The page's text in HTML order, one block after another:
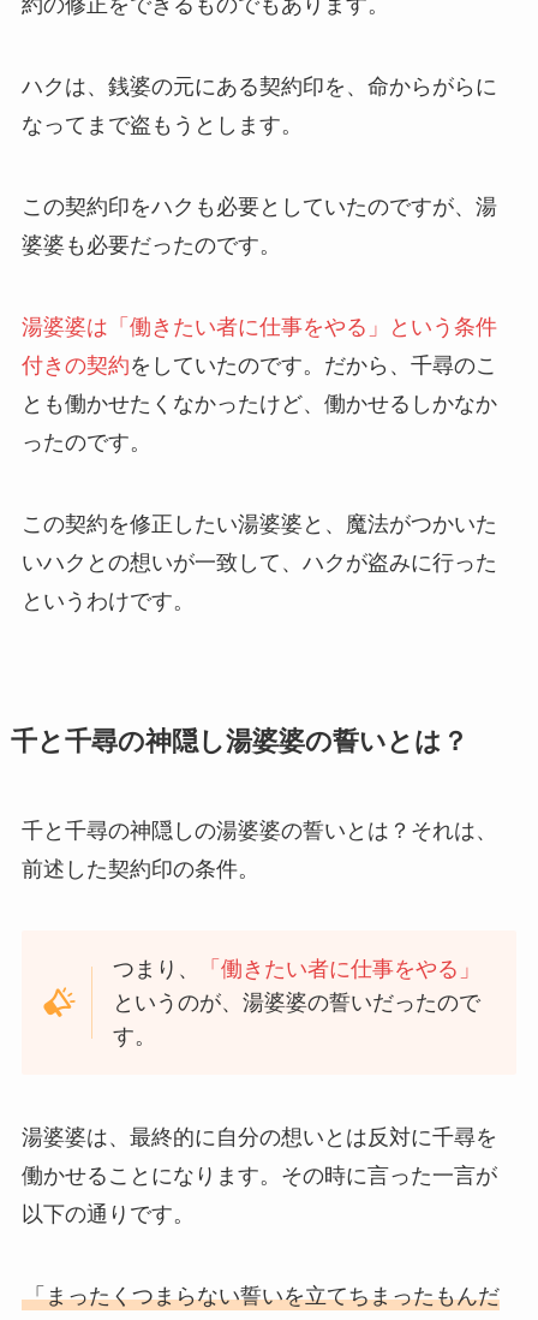
約の修正をできるものでもあります。
ハクは、銭婆の元にある契約印を、命からがらに
なってまで盗もうとします。
この契約印をハクも必要としていたのですが、湯
婆婆も必要だったのです。
湯婆婆は「働きたい者に仕事をやる」という条件
付きの契約をしていたのです。だから、千尋のこ
とも働かせたくなかったけど、働かせるしかなか
ったのです。
この契約を修正したい湯婆婆と、魔法がつかいた
いハクとの想いが一致して、ハクが盗みに行った
というわけです。
千と千尋の神隠し湯婆婆の誓いとは？
千と千尋の神隠しの湯婆婆の誓いとは？それは、
前述した契約印の条件。
つまり、
「働きたい者に仕事をやる」
というのが、湯婆婆の誓いだったので
す。
湯婆婆は、最終的に自分の想いとは反対に千尋を
働かせることになります。その時に言った一言が
以下の通りです。
「まったくつまらない誓いを立てちまったもんだ